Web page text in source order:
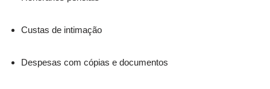
Custas de intimação
Despesas com cópias e documentos